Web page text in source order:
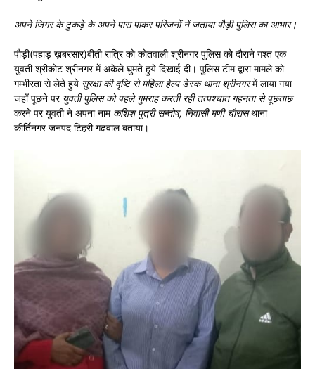
अपने जिगर के टुकड़े के अपने पास पाकर परिजनों नें जताया पौड़ी पुलिस का आभार।
पौड़ी(पहाड़ ख़बरसार)बीती रात्रि को कोतवाली श्रीनगर पुलिस को दौराने गश्त एक
युवती श्रीकोट श्रीनगर में अकेले घुमते हुये दिखाई दी। पुलिस टीम द्वारा मामले को
गम्भीरता से लेते हुये सुरक्षा की दृष्टि से महिला हेल्प डेस्क थाना श्रीनगरमें लाया गया
जहाँ पूछने पर युवती पुलिस को पहले गुमराह करती रही तत्पश्चात गहनता से पूछताछ
करने पर युवती ने अपना नाम कशिश पुत्री सन्तोष, निवासी मणी चौरासथाना
कीर्तिनगर जनपद टिहरी गढवाल बताया।